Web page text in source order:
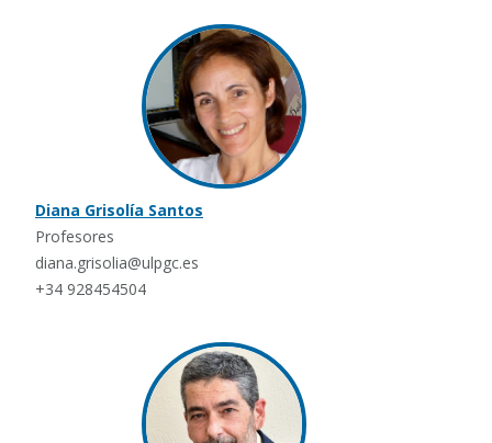
Diana Grisolía Santos
Profesores
diana.grisolia@ulpgc.es
+34 928454504